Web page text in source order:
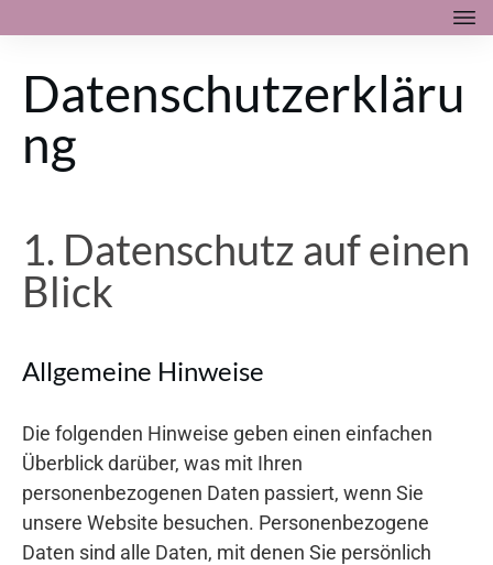
Datenschutzerkläru
ng
1. Datenschutz auf einen
Blick
Allgemeine Hinweise
Die folgenden Hinweise geben einen einfachen
Überblick darüber, was mit Ihren
personenbezogenen Daten passiert, wenn Sie
unsere Website besuchen. Personenbezogene
Daten sind alle Daten, mit denen Sie persönlich